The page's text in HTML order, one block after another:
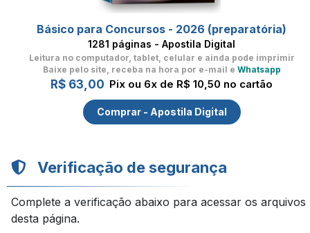
Básico para Concursos - 2026 (preparatória)
1281 páginas - Apostila Digital
Leitura no computador, tablet, celular e ainda pode imprimir
Baixe pelo site, receba na hora por e-mail e Whatsapp
R$ 63,00 Pix ou 6x de R$ 10,50 no cartão
Comprar - Apostila Digital
Verificação de segurança
Complete a verificação abaixo para acessar os arquivos
desta página.